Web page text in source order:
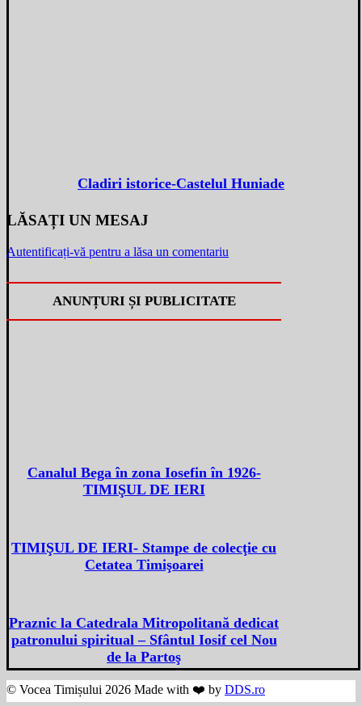
Cladiri istorice-Castelul Huniade
LĂSAȚI UN MESAJ
Autentificați-vă pentru a lăsa un comentariu
ANUNȚURI ȘI PUBLICITATE
Canalul Bega în zona Iosefin în 1926-
TIMIŞUL DE IERI
TIMIŞUL DE IERI- Stampe de colecţie cu
Cetatea Timişoarei
Praznic la Catedrala Mitropolitană dedicat
patronului spiritual – Sfântul Iosif cel Nou
de la Partoş
© Vocea Timișului 2026 Made with ❤️ by DDS.ro